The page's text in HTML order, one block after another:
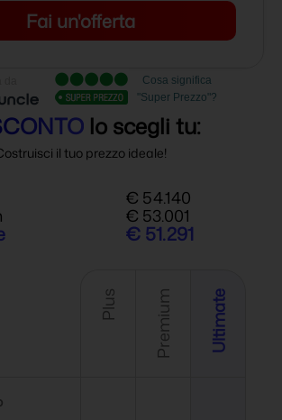
Fai un'offerta
lo scegli tu:
il tuo prezzo ideale!
€ 54.140
€ 53.001
€ 51.291
Plus Premium Ultimate